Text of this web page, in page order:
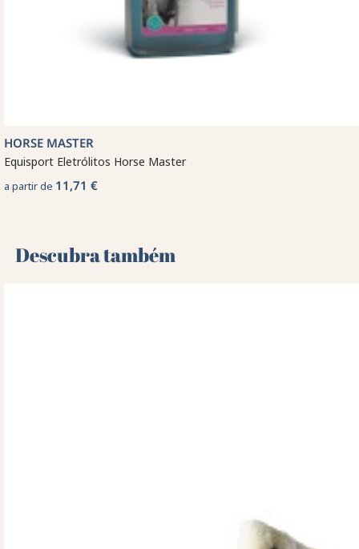
HORSE MASTER
Equisport Eletrólitos Horse Master
a partir de 11,71 €
Descubra também 🌻